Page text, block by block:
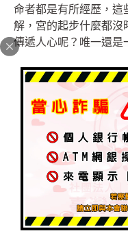
命者都是有所經歷，這
解，宮的起步什麼都沒
傳遞人心呢？唯一還是
神職人員有這樣的能
地，說的很厲害，有絕
涼，其主要的原因就是
就是擔到眾生的「因果
這些共業，讓為靈界服
學道修行除了內心良善
廣植福田、行功立德、
功德來做為修行人的後